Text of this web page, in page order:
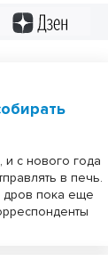
и с нового года
в печь.
дров пока еще